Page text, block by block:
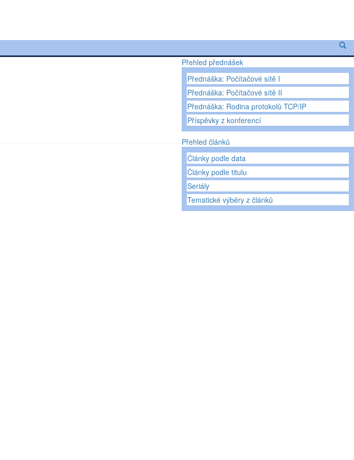
Přehled přednášek
Přednáška: Počítačové sítě I
Přednáška: Počítačové sítě II
Přednáška: Rodina protokolů TCP/IP
Příspěvky z konferencí
Přehled článků
Články podle data
Články podle titulu
Seriály
Tematické výběry z článků